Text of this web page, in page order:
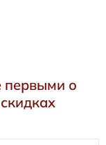
первыми о